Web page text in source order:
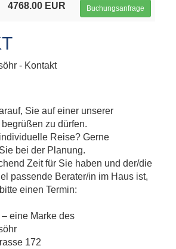
4768.00 EUR Buchungsanfrage
- Kontakt
Sie auf einer unserer
zu dürfen.
Reise? Gerne
bei der Planung.
Zeit für Sie haben und der/die
passende Berater/in im Haus ist,
einen Termin:
eine Marke des
172